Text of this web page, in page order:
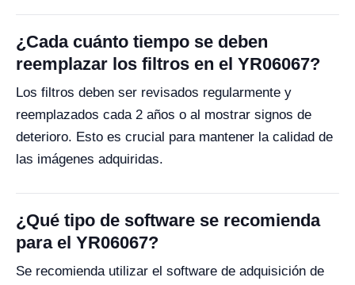
¿Cada cuánto tiempo se deben
reemplazar los filtros en el YR06067?
Los filtros deben ser revisados regularmente y
reemplazados cada 2 años o al mostrar signos de
deterioro. Esto es crucial para mantener la calidad de
las imágenes adquiridas.
¿Qué tipo de software se recomienda
para el YR06067?
Se recomienda utilizar el software de adquisición de